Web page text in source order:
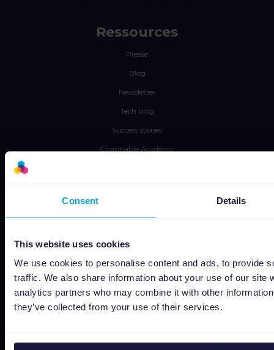
Consent Details
This website uses cookies
We use cookies to personalise content and ads, to provide
traffic. We also share information about your use of our site
analytics partners who may combine it with other
they’ve collected from your use of their services.
Ressources
Presse
Blog
Newsletter
Tech blog
Success stories
Channable Academy
Channable
Statut
Conditions générales
Privacy policy
Data security
Bug bounty